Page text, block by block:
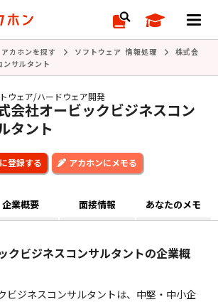
アカホンを探す ソフトウェア 情報処理
株式会
ンサルタント
ウェア/ハードウェア開発
会社オービックビジネスコン
タント
アカホンにメモる
企業概要 面接情報 あなたのメモ
クビジネスコンサルタントの企業概
ビジネスコンサルタントは、中堅・中小企